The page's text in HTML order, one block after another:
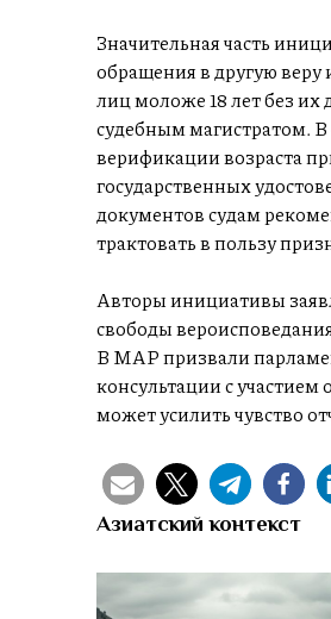
Значительная часть
обращения в другую веру
лиц моложе 18 лет без их
судебным магистратом. В
верификации возраста
государственных
документов судам
трактовать в пользу
Авторы инициативы
свободы
В MAP призвали
консультации с
может усилить чувство
Азиатский контекст